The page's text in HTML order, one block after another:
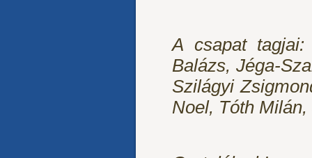
A csapat tagjai:
Balázs, Jéga-
Szilágyi
Noel, Tóth